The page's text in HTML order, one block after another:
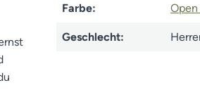
Farbe:
Geschlecht: